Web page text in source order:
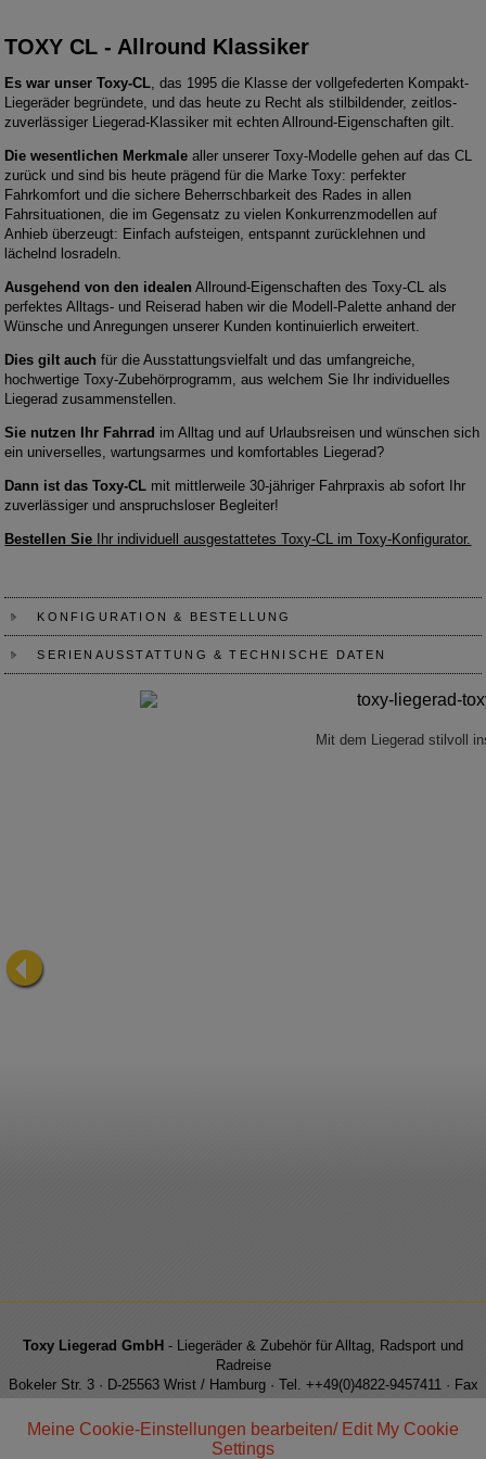
TOXY CL - Allround Klassiker
Es war unser Toxy-CL, das 1995 die Klasse der vollgefederten Kompakt-
Liegeräder begründete, und das heute zu Recht als stilbildender, zeitlos-
zuverlässiger Liegerad-Klassiker mit echten Allround-Eigenschaften gilt.
Die wesentlichen Merkmale aller unserer Toxy-Modelle gehen auf das CL
zurück und sind bis heute prägend für die Marke Toxy: perfekter
Fahrkomfort und die sichere Beherrschbarkeit des Rades in allen
Fahrsituationen, die im Gegensatz zu vielen Konkurrenzmodellen auf
Anhieb überzeugt: Einfach aufsteigen, entspannt zurücklehnen und
lächelnd losradeln.
Ausgehend von den idealen Allround-Eigenschaften des Toxy-CL als
perfektes Alltags- und Reiserad haben wir die Modell-Palette anhand der
Wünsche und Anregungen unserer Kunden kontinuierlich erweitert.
Dies gilt auch für die Ausstattungsvielfalt und das umfangreiche,
hochwertige Toxy-Zubehörprogramm, aus welchem Sie Ihr individuelles
Liegerad zusammenstellen.
Sie nutzen Ihr Fahrrad im Alltag und auf Urlaubsreisen und wünschen sich
ein universelles, wartungsarmes und komfortables Liegerad?
Dann ist das Toxy-CL mit mittlerweile 30-jähriger Fahrpraxis ab sofort Ihr
zuverlässiger und anspruchsloser Begleiter!
Bestellen Sie Ihr individuell ausgestattetes Toxy-CL im Toxy-Konfigurator.
KONFIGURATION & BESTELLUNG
SERIENAUSSTATTUNG & TECHNISCHE DATEN
Mit dem Liegerad stilvoll
Toxy Liegerad GmbH - Liegeräder & Zubehör für Alltag, Radsport und
Radreise
Bokeler Str. 3 · D-25563 Wrist / Hamburg · Tel. ++49(0)4822-9457411 · Fax
++49(0)4822-9457413 · e-Mail: info@toxy.de
Meine Cookie-Einstellungen bearbeiten/ Edit My Cookie
Settings